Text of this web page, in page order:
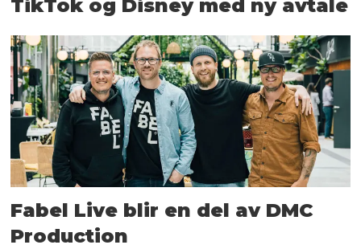
TikTok og Disney med ny avtale
Fabel Live blir en del av DMC
Production